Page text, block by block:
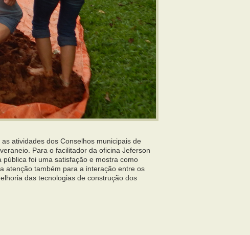
atividades dos Conselhos municipais de
Para o facilitador da oficina Jeferson
foi uma satisfação e mostra como
atenção também para a interação entre os
das tecnologias de construção dos